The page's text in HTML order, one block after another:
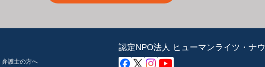
弁護士の方へ
認定NPO法人 ヒューマンライツ・ナウ